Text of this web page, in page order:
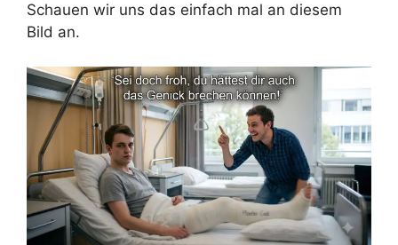
Schauen wir uns das einfach mal an diesem
Bild an.